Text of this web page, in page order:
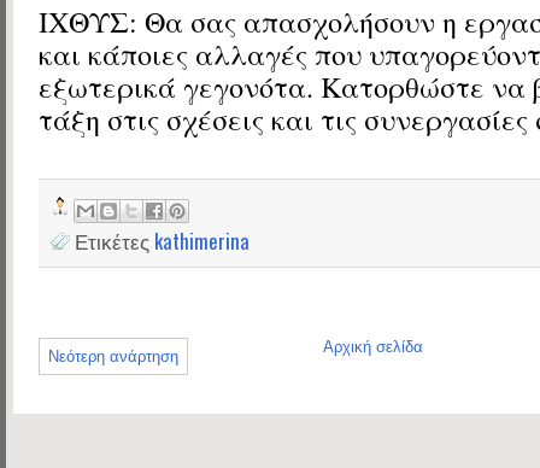
ΙΧΘΥΣ: Θα σας απασχολήσουν η
και κάποιες αλλαγές που
εξωτερικά γεγονότα. Κατορθώστε να
τάξη στις σχέσεις και τις συνεργασίες
Ετικέτες kathimerina
Νεότερη ανάρτηση
Αρχική σελίδα